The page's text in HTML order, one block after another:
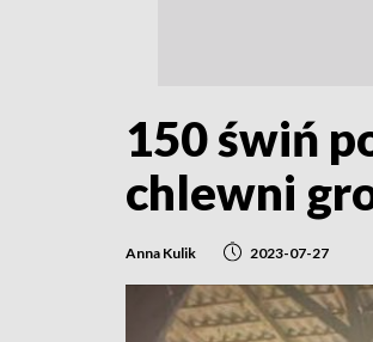
150 świń
chlewni
Anna Kulik 2023-07-27